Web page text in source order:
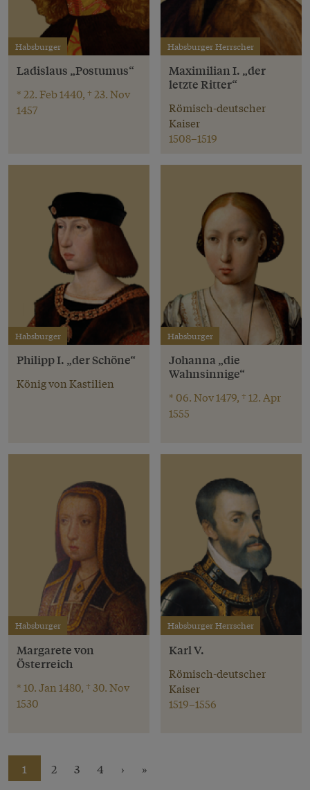
Habsburger
Ladislaus „Postumus“
* 22. Feb 1440, † 23. Nov
1457
Habsburger Herrscher
Maximilian I. „der
letzte Ritter“
Römisch-deutscher
Kaiser
1508–1519
Habsburger
Philipp I. „der Schöne“
König von Kastilien
Habsburger
Johanna „die
Wahnsinnige“
* 06. Nov 1479, † 12. Apr
1555
Habsburger
Margarete von
Österreich
* 10. Jan 1480, † 30. Nov
1530
Habsburger Herrscher
Karl V.
Römisch-deutscher
Kaiser
1519–1556
1 2 3 4 › »